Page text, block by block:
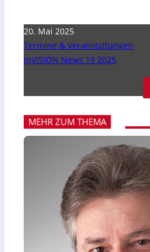
20. Mai 2025
Termine & Veranstaltungen
inVISION News 19 2025
MEHR ZUM THEMA